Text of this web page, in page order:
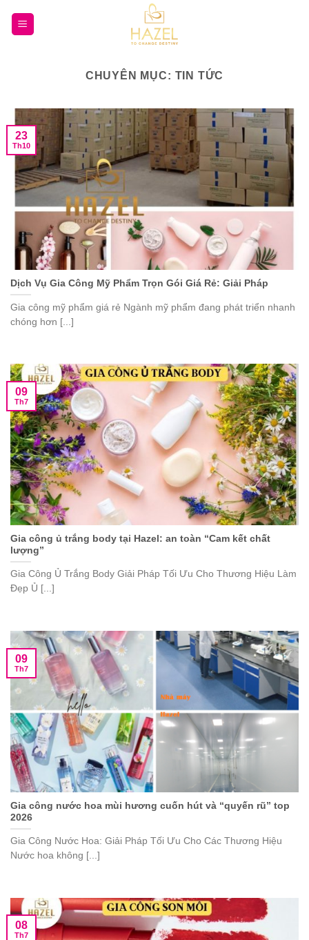
CHUYÊN MỤC: TIN TỨC
Dịch Vụ Gia Công Mỹ Phẩm Trọn Gói Giá Rẻ: Giải Pháp
Gia công mỹ phẩm giá rẻ Ngành mỹ phẩm đang phát triển nhanh
chóng hơn [...]
23
Th10
Gia công ủ trắng body tại Hazel: an toàn “Cam kết chất
lượng”
Gia Công Ủ Trắng Body Giải Pháp Tối Ưu Cho Thương Hiệu Làm
Đẹp Ủ [...]
09
Th7
Gia công nước hoa mùi hương cuốn hút và “quyến rũ” top
2026
Gia Công Nước Hoa: Giải Pháp Tối Ưu Cho Các Thương Hiệu
Nước hoa không [...]
09
Th7
08
Th7